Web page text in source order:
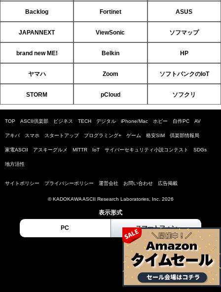
Backlog Fortinet ASUS
JAPANNEXT ViewSonic ソフマップ
brand new ME! Belkin HP
ヤマハ Zoom ソフトバンクのIoT
STORM pCloud ソフクリ
TOP ASCII倶楽部 ビジネス TECH デジタル iPhone/Mac ホビー 自作PC AV
アキバ スマホ スタートアップ プログラミング+ ゲーム 格安SIM 倶楽部情報局
家電ASCII アスキーグルメ MITTR IoT サイバーセキュリティ小説コンテスト SDGs
地方活性
サイトポリシー プライバシーポリシー 運営会社 お問い合わせ 広告掲載
© KADOKAWA ASCII Research Laboratories, Inc. 2026
表示形式
PC スマートフォン